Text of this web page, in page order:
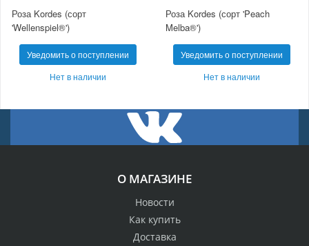
Роза Kordes (сорт
'Wellenspiel®')
Уведомить о поступлении
Нет в наличии
Роза Kordes (сорт 'Peach
Melba®')
Уведомить о поступлении
Нет в наличии
О МАГАЗИНЕ
Новости
Как купить
Доставка